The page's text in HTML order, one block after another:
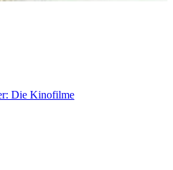
Die Kinofilme